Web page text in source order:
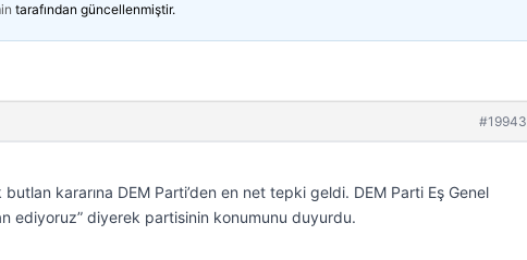
tarafından güncellenmiştir.
#19943
kararına DEM Parti’den en net tepki geldi. DEM Parti Eş Genel
ediyoruz” diyerek partisinin konumunu duyurdu.